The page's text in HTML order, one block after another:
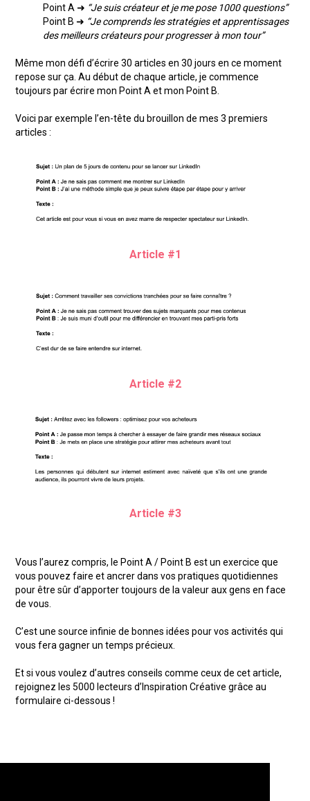
Point A ➜ “Je suis créateur et je me pose 1000 questions”
Point B ➜ “Je comprends les stratégies et apprentissages
des meilleurs créateurs pour progresser à mon tour”
Même mon défi d’écrire 30 articles en 30 jours en ce moment
repose sur ça. Au début de chaque article, je commence
toujours par écrire mon Point A et mon Point B.
Voici par exemple l’en-tête du brouillon de mes 3 premiers
articles :
Article #1
Article #2
Article #3
Vous l’aurez compris, le Point A / Point B est un exercice que
vous pouvez faire et ancrer dans vos pratiques quotidiennes
pour être sûr d’apporter toujours de la valeur aux gens en face
de vous.
C’est une source infinie de bonnes idées pour vos activités qui
vous fera gagner un temps précieux.
Et si vous voulez d’autres conseils comme ceux de cet article,
rejoignez les 5000 lecteurs d’Inspiration Créative grâce au
formulaire ci-dessous !